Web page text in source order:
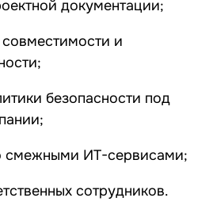
документации;
и
безопасности под
смежными ИТ-сервисами;
сотрудников.